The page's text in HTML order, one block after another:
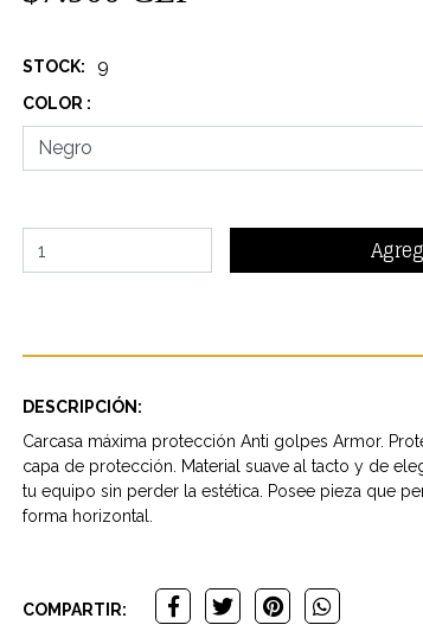
STOCK: 9
COLOR :
DESCRIPCIÓN:
Carcasa máxima protección Anti golpes Armor.
capa de protección. Material suave al tacto y de
tu equipo sin perder la estética. Posee pieza que
forma horizontal.
COMPARTIR: